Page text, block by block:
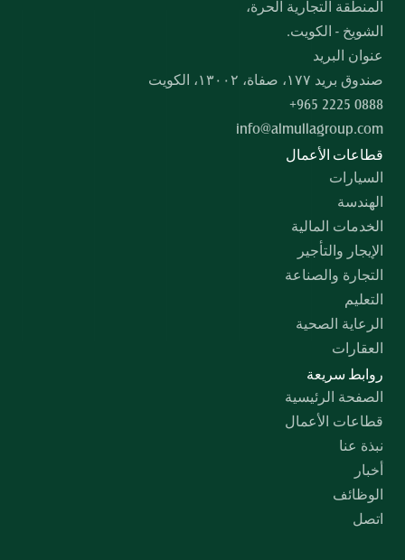
المنطقة التجارية الحرة،
الشويخ - الكويت.
عنوان البريد
صندوق بريد ۱۷۷، صفاة، ۱۳۰۰۲، الكويت
+965 2225 0888
info@almullagroup.com
قطاعات الأعمال
السيارات
الهندسة
الخدمات المالية
الإيجار والتأجير
التجارة والصناعة
التعليم
الرعاية الصحية
العقارات
روابط سريعة
الصفحة الرئيسية
قطاعات الأعمال
نبذة عنا
أخبار
الوظائف
اتصل